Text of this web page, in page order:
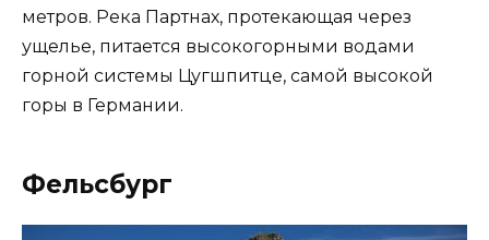
метров. Река Партнах, протекающая через
ущелье, питается высокогорными водами
горной системы Цугшпитце, самой высокой
горы в Германии.
Фельсбург